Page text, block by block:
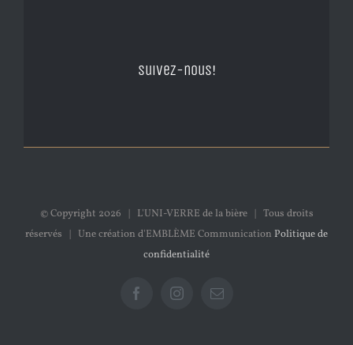
Suivez-nous!
© Copyright 2026 | L'UNI-VERRE de la bière | Tous droits
réservés | Une création d'EMBLÈME Communication Politique de
confidentialité
FacebookInstagramEmail